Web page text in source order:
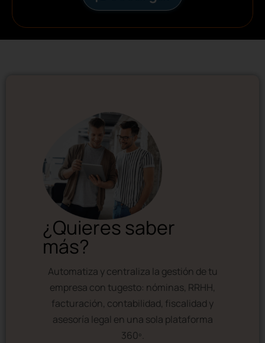
¿Quieres saber
más?
Automatiza y centraliza la gestión de tu
empresa con tugesto: nóminas, RRHH,
facturación, contabilidad, fiscalidad y
asesoría legal en una sola plataforma
360º.